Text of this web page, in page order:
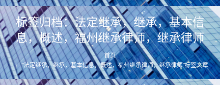
标签归档：法定继承，继承，基本信
息，概述，福州继承律师，继承律师
您的位置：
首页
"法定继承，继承，基本信息，概述，福州继承律师，继承律师"标签文章